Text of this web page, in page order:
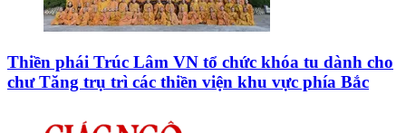
Thiền phái Trúc Lâm VN tổ chức khóa tu dành cho
chư Tăng trụ trì các thiền viện khu vực phía Bắc